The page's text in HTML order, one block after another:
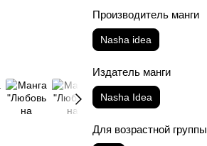
Производитель манги
Nasha idea
Издатель манги
Nasha Idea
Для возрастной группы